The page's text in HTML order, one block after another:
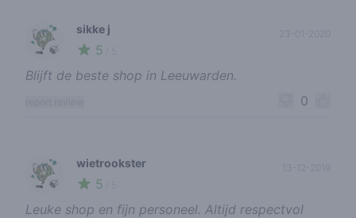
🍃
sikke j
5
23-01-2020
Blijft de beste shop in Leeuwarden.
0
🍃
wietrookster
5
13-12-2019
Leuke shop en fijn personeel. Altijd respectvol